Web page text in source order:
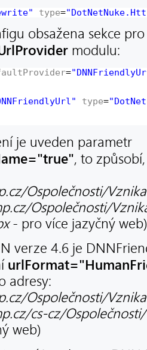
type=
obsažena sekce
modulu:
=
type=
je uveden parametr
, to
Ospolečnosti/
Ospolečnosti/
- pro více jazyčný web)
verze 4.6 je
adresy:
Ospolečnosti/
cs-cz/
web)